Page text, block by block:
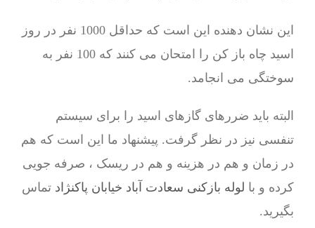
این نشان دهنده این است که حداقل 1000 نفر در روز
اسید چاه باز کن را امتحان می کنند که 100 نفر به
سوختگی می انجامد.
البته باید ضررهای گازهای اسید را برای سیستم
تنفسی نیز در نظر گرفت. پیشنهاد ما این است که هم
در زمان و هم در هزینه و هم در ریسک ، صرفه جویی
کرده و با لوله بازکنی سعادت آباد خیابان پاکنژاد تماس
بگیرید.